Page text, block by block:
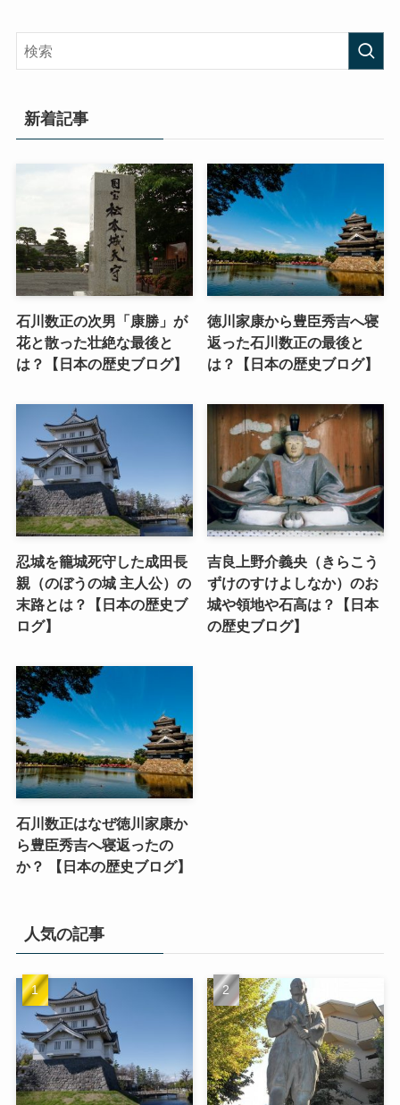
新着記事
石川数正の次男「康勝」が
花と散った壮絶な最後と
は？【日本の歴史ブログ】
徳川家康から豊臣秀吉へ寝
返った石川数正の最後と
は？【日本の歴史ブログ】
忍城を籠城死守した成田長
親（のぼうの城 主人公）の
末路とは？【日本の歴史ブ
ログ】
吉良上野介義央（きらこう
ずけのすけよしなか）のお
城や領地や石高は？【日本
の歴史ブログ】
石川数正はなぜ徳川家康か
ら豊臣秀吉へ寝返ったの
か？ 【日本の歴史ブログ】
人気の記事